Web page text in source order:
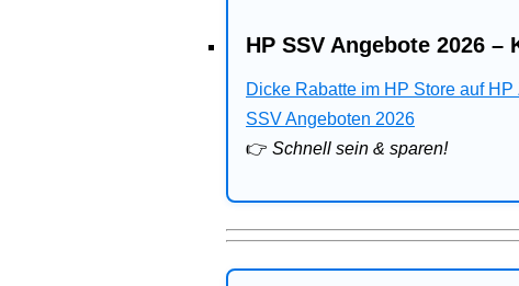
HP SSV Angebote 2026
Dicke Rabatte im HP Store auf
SSV Angeboten 2026
👉 Schnell sein & sparen!